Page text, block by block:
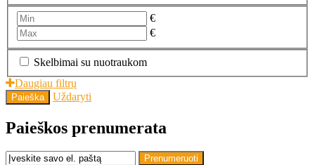
€
€
Skelbimai su nuotraukom
Daugiau filtrų
Paieška Uždaryti
Paieškos prenumerata
Prenumeruoti